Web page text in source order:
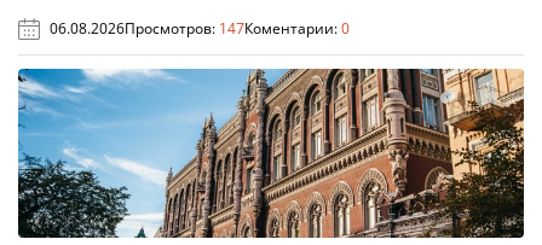
06.08.2026Просмотров: 147Коментарии:0